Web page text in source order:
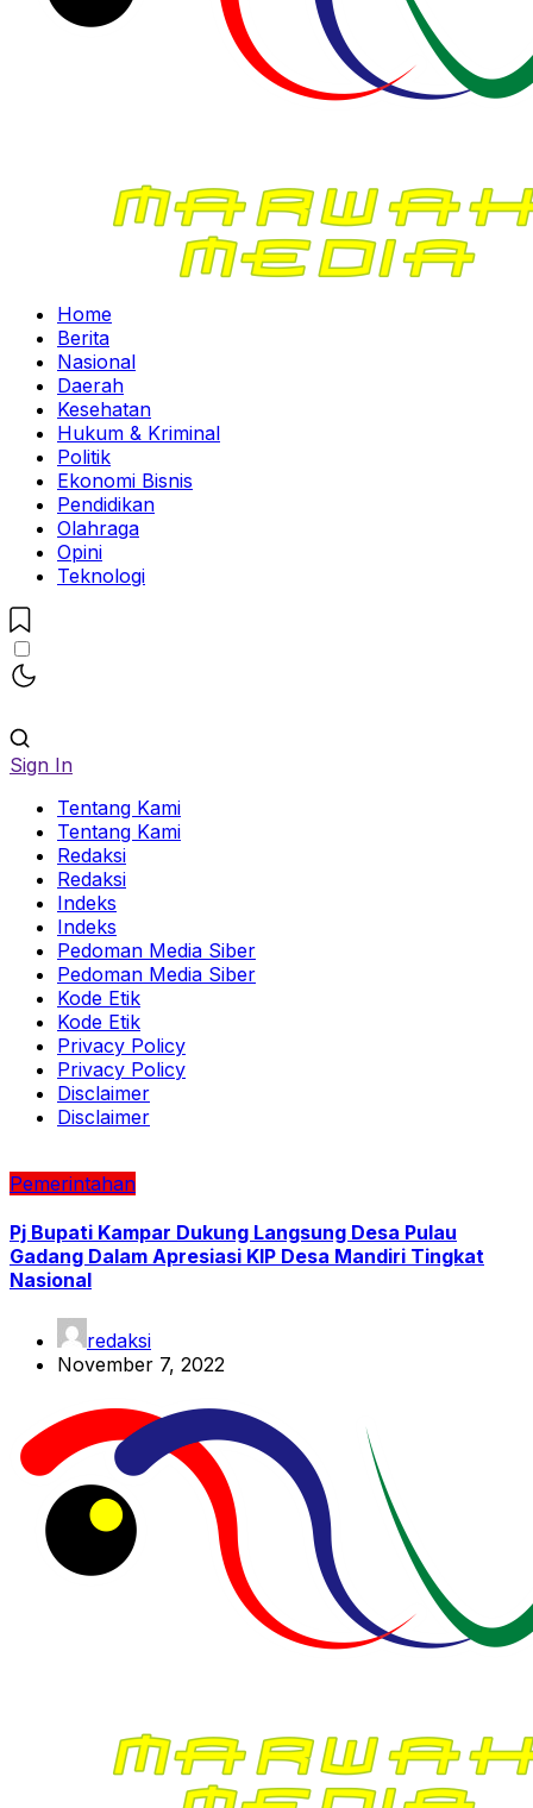
Home
Berita
Nasional
Daerah
Kesehatan
Hukum & Kriminal
Politik
Ekonomi Bisnis
Pendidikan
Olahraga
Opini
Teknologi
Sign In
Tentang Kami
Tentang Kami
Redaksi
Redaksi
Indeks
Indeks
Pedoman Media Siber
Pedoman Media Siber
Kode Etik
Kode Etik
Privacy Policy
Privacy Policy
Disclaimer
Disclaimer
Pemerintahan
Pj Bupati Kampar Dukung Langsung Desa Pulau
Gadang Dalam Apresiasi KIP Desa Mandiri Tingkat
Nasional
redaksi
November 7, 2022